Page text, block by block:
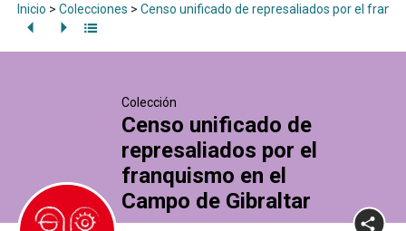
Inicio > Colecciones > Censo unificado de represaliados por el
Colección
Censo unificado de
represaliados por el
franquismo en el
Campo de Gibraltar